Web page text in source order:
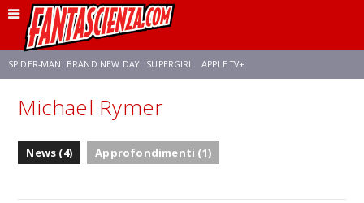
SPIDER-MAN: BRAND NEW DAY SUPERGIRL APPLE TV+
FRANCO RICCIARDIELLO ZENDAYA
Michael Rymer
News (4) Approfondimenti (1)